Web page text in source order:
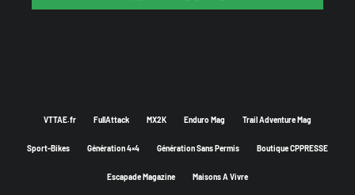
VTTAE.fr FullAttack MX2K Enduro Mag Trail Adventure Mag
Sport-Bikes Génération 4×4 Génération Sans Permis Boutique CPPRESSE
Escapade Magazine Maisons A Vivre